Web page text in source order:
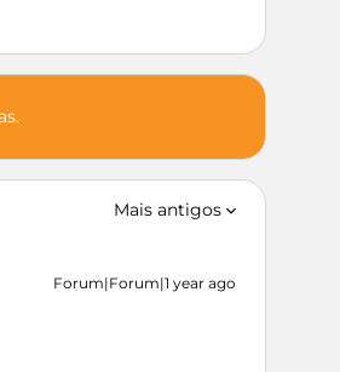
Mais antigos
Forum|Forum|1 year ago